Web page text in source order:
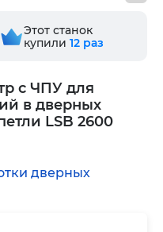
с ЧПУ для
в дверных
LSB 2600
Этот станок
купили 12 раз
дверных